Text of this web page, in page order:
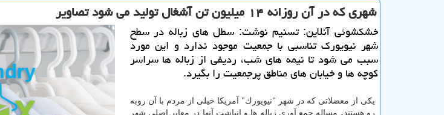
شهری كه در آن روزانه ۱۴ میلیون تن آشغال تولید می شود تصاویر
خشكشوئی آنلاین: تسنیم نوشت: سطل های زباله در سطح
شهر نیویورك تناسبی با جمعیت موجود ندارد و این مورد
سبب می شود تا نیمه های شب، ردیفی از زباله ها سراسر
كوچه ها و خیابان های مناطق پرجمعیت را بگیرد.
یكی از معضلاتی كه در شهر "نیویورك" آمریكا خیلی از مردم با آن روبه
رو هستند، مساله جمع آوری زباله ها و انباشت آنها در معابر اصلی شهر